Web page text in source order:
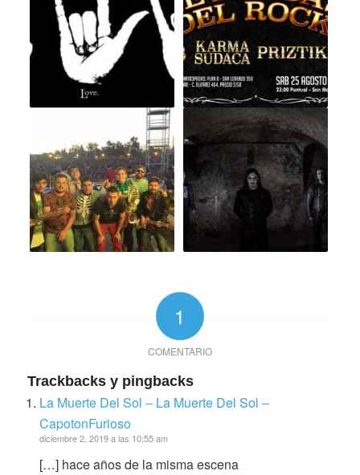
1
COMENTARIO
Trackbacks y pingbacks
La Muerte Del Sol – La Muerte Del Sol –
CapotonFurioso
diciembre 2, 2019 a las 10:55 am
[…] hace años de la misma escena